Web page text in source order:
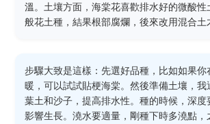
溫。土壤方面，海棠花喜歡排水好的微酸性
般花土種，結果根部腐爛，後來改用混合土
步驟大致是這樣：先選好品種，比如如果你
暖，可以試試貼梗海棠。然後準備土壤，我
葉土和沙子，提高排水性。種的時候，深度
影響生長。澆水要適量，剛種下時多澆點，